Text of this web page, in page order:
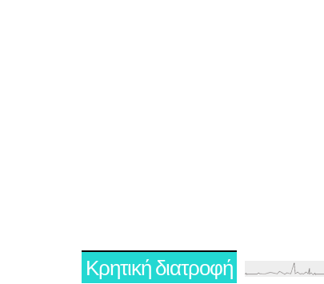
Κρητική διατροφή